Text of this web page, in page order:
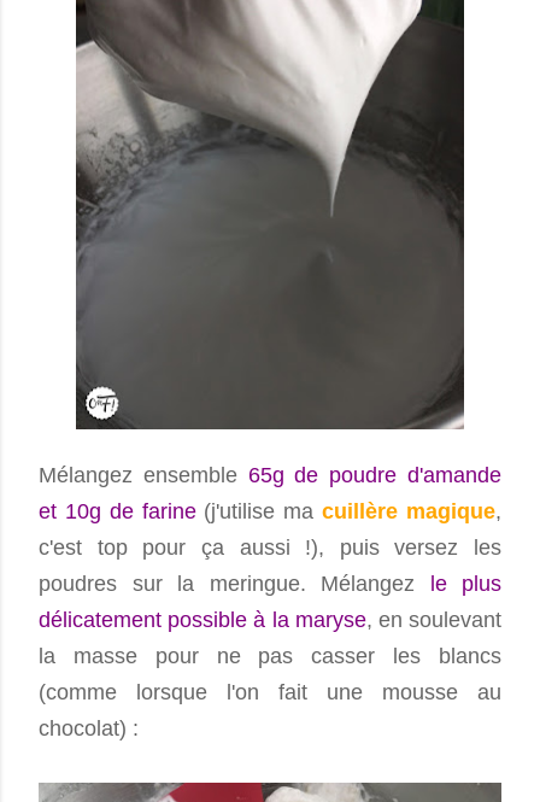
Mélangez ensemble 65g de poudre d'amande
et 10g de farine(j'utilise macuillère magique,
c'est top pour ça aussi !), puis versez les
poudres sur la meringue. Mélangez le plus
délicatement possible à la maryse, en soulevant
la masse pour ne pas casser les blancs
(comme lorsque l'on fait une mousse au
chocolat) :